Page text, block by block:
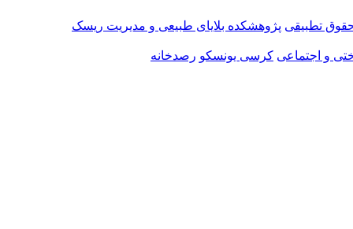
تطبیقی پژوهشکده بلایای طبیعی و مدیریت ریسک
و اجتماعی کرسی یونسکو رصدخانه